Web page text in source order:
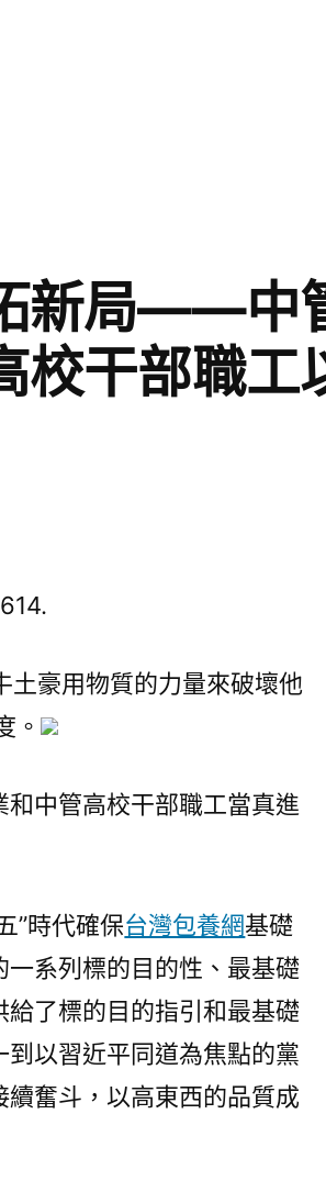
新局——中
校干部職工
土豪用物質的力量來破壞他
。
中管高校干部職工當真進
”時代確保台灣包養網基礎
系列標的目的性、最基礎
了標的目的指引和最基礎
以習近平同道為焦點的黨
奮斗，以高東西的品質成